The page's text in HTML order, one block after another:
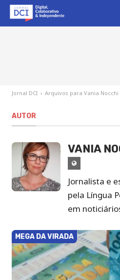
Jornal DCI › Arquivos para Vania Nocchi
AUTOR
VANIA
Site
Nocchi
Jornalista e
pela Língua
em
MEGA DA VIRADA